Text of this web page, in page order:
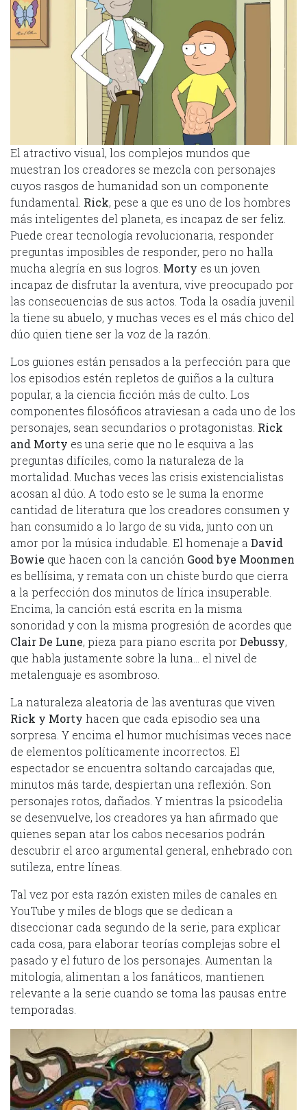
El atractivo visual, los complejos mundos que
muestran los creadores se mezcla con personajes
cuyos rasgos de humanidad son un componente
fundamental. Rick, pese a que es uno de los hombres
más inteligentes del planeta, es incapaz de ser feliz.
Puede crear tecnología revolucionaria, responder
preguntas imposibles de responder, pero no halla
mucha alegría en sus logros. Morty es un joven
incapaz de disfrutar la aventura, vive preocupado por
las consecuencias de sus actos. Toda la osadía juvenil
la tiene su abuelo, y muchas veces es el más chico del
dúo quien tiene ser la voz de la razón.
Los guiones están pensados a la perfección para que
los episodios estén repletos de guiños a la cultura
popular, a la ciencia ficción más de culto. Los
componentes filosóficos atraviesan a cada uno de los
personajes, sean secundarios o protagonistas. Rick
and Morty es una serie que no le esquiva a las
preguntas difíciles, como la naturaleza de la
mortalidad. Muchas veces las crisis existencialistas
acosan al dúo. A todo esto se le suma la enorme
cantidad de literatura que los creadores consumen y
han consumido a lo largo de su vida, junto con un
amor por la música indudable. El homenaje a David
Bowie que hacen con la canción Good bye Moonmen
es bellísima, y remata con un chiste burdo que cierra
a la perfección dos minutos de lírica insuperable.
Encima, la canción está escrita en la misma
sonoridad y con la misma progresión de acordes que
Clair De Lune, pieza para piano escrita porDebussy,
que habla justamente sobre la luna… el nivel de
metalenguaje es asombroso.
La naturaleza aleatoria de las aventuras que viven
Rick y Morty hacen que cada episodio sea una
sorpresa. Y encima el humor muchísimas veces nace
de elementos políticamente incorrectos. El
espectador se encuentra soltando carcajadas que,
minutos más tarde, despiertan una reflexión. Son
personajes rotos, dañados. Y mientras la psicodelia
se desenvuelve, los creadores ya han afirmado que
quienes sepan atar los cabos necesarios podrán
descubrir el arco argumental general, enhebrado con
sutileza, entre líneas.
Tal vez por esta razón existen miles de canales en
YouTube y miles de blogs que se dedican a
diseccionar cada segundo de la serie, para explicar
cada cosa, para elaborar teorías complejas sobre el
pasado y el futuro de los personajes. Aumentan la
mitología, alimentan a los fanáticos, mantienen
relevante a la serie cuando se toma las pausas entre
temporadas.